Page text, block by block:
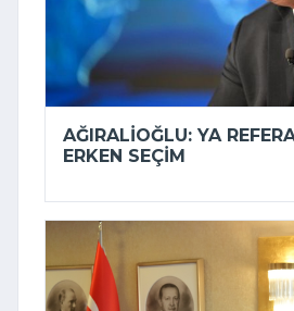
AĞIRALIOĞLU: YA
ERKEN SEÇIM